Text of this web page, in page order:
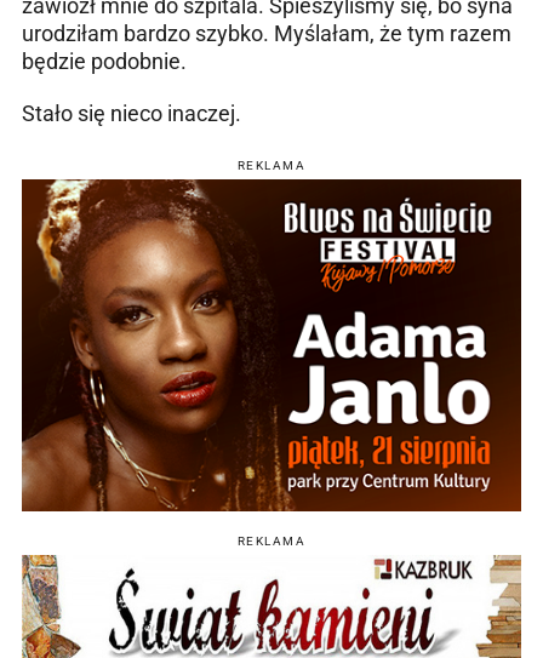
urodziłam bardzo szybko. Myślałam, że tym razem
będzie podobnie.
Stało się nieco inaczej.
REKLAMA
REKLAMA